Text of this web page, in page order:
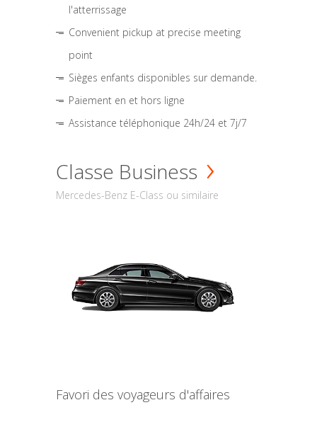
l'atterrissage
Convenient pickup at precise meeting
point
Sièges enfants disponibles sur demande.
Paiement en et hors ligne
Assistance téléphonique 24h/24 et 7j/7
Classe Business
Mercedes-Benz E-Class ou similaire
Favori des voyageurs d'affaires